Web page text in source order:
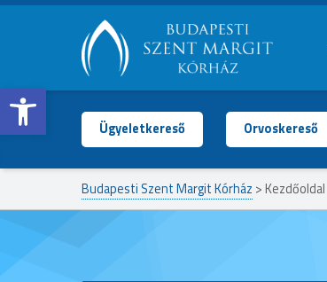
Open toolbar BUDAPESTI
SZENT
MARGIT
KÓRHÁZ
Ügyeletkereső Orvoskereső
Budapesti Szent Margit Kórház > Kezdőoldal